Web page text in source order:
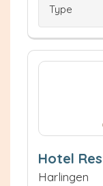
Type
Hotel
Harlingen